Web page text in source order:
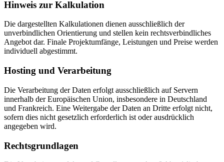
Hinweis zur Kalkulation
Die dargestellten Kalkulationen dienen ausschließlich der
unverbindlichen Orientierung und stellen kein rechtsverbindliches
Angebot dar. Finale Projektumfänge, Leistungen und Preise werden
individuell abgestimmt.
Hosting und Verarbeitung
Die Verarbeitung der Daten erfolgt ausschließlich auf Servern
innerhalb der Europäischen Union, insbesondere in Deutschland
und Frankreich. Eine Weitergabe der Daten an Dritte erfolgt nicht,
sofern dies nicht gesetzlich erforderlich ist oder ausdrücklich
angegeben wird.
Rechtsgrundlagen